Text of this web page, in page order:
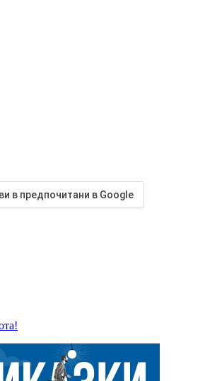
в предпочитани в Google